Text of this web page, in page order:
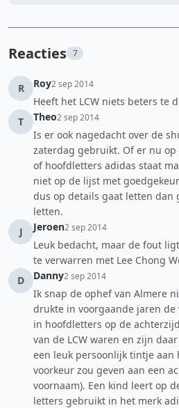
Reacties 7
R Roy2 sep 2014
Heeft het LCW niets beters te
T
Theo2 sep 2014
Is er ook nagedacht over de
zaterdag gebruikt. Of er nu
of hoofdletters adidas staat
niet op de lijst met
dus op details gaat letten dan
letten.
J
Jeroen2 sep 2014
Leuk bedacht, maar de fout
te verwarren met Lee Chong
D
Danny2 sep 2014
Ik snap de ophef van Almere
drukte in voorgaande jaren de
in hoofdletters op de
van de LCW waren en zijn
een leuk persoonlijk tintje aan
voorkeur zou geven aan een
voornaam). Een kind leert op
letters gebruikt in het merk